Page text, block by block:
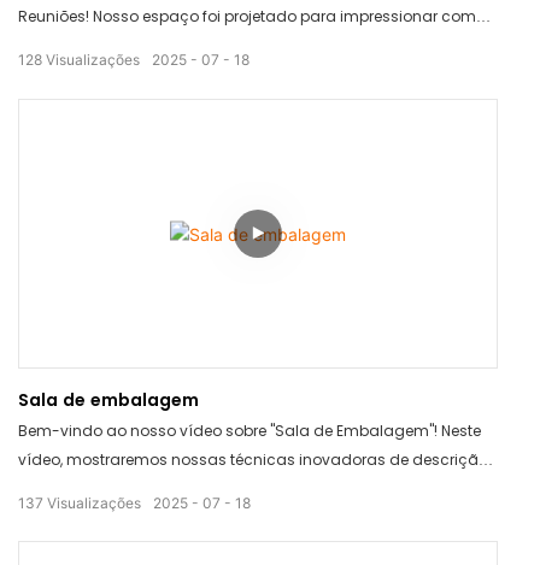
Reuniões! Nosso espaço foi projetado para impressionar com
produtos. Com tecnologia de ponta e amplo espaço para
sentar, é o cenário ideal para reuniões e apresentações de
2025 07 18
128 Visualizações
Sala de embalagem
Bem-vindo ao nosso vídeo sobre "Sala de Embalagem"! Neste
vídeo, mostraremos nossas técnicas inovadoras de descrição
eficiência e eficácia. Assista enquanto demonstramos como
nossa sala de embalagem pode otimizar seu processo de
2025 07 18
137 Visualizações